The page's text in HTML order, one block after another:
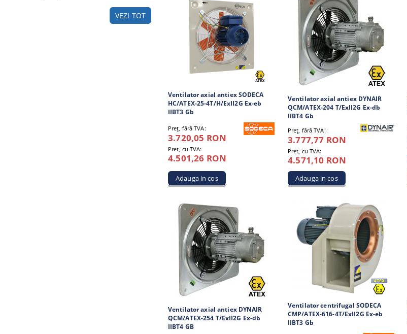
VEZI TOT
Ventilator axial antiex SODECA
HC/ATEX-25-4T/H/ExII2G Ex-eb
IIBT3 Gb
Preţ, fără TVA:
3.720,05 RON
Pret, cu TVA:
4.501,26 RON
Ventilator axial antiex DYNAIR
QCM/ATEX-204 T/ExII2G Ex-db
IIBT4 Gb
Preţ, fără TVA:
3.777,77 RON
Pret, cu TVA:
4.571,10 RON
Ventilator axial antiex DYNAIR
QCM/ATEX-254 T/ExII2G Ex-db
IIBT4 GB
Ventilator centrifugal SODECA
CMP/ATEX-616-4T/ExII2G Ex-eb
IIBT3 Gb